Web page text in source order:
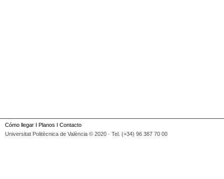
Cómo llegar I Planos I Contacto
Universitat Politècnica de València © 2020 · Tel. (+34) 96 387 70 00